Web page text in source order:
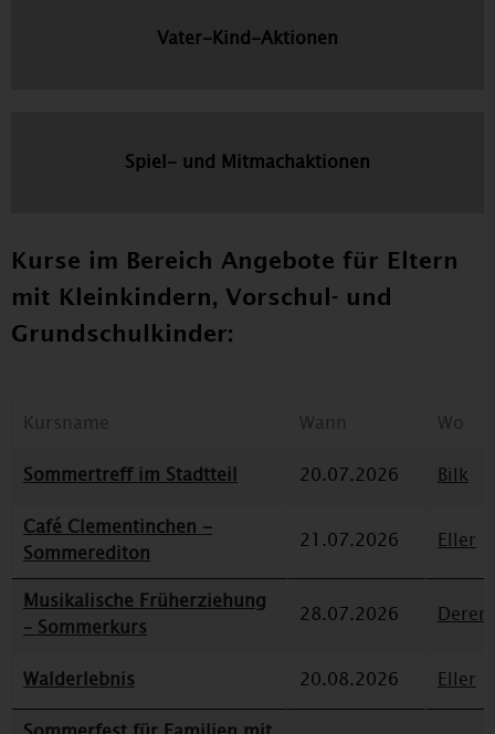
Vater-Kind-Aktionen
Spiel- und Mitmachaktionen
Kurse im Bereich Angebote für Eltern
mit Kleinkindern, Vorschul- und
Grundschulkinder:
Kursname Wann
Wo
Sommertreff im Stadtteil
20.07.2026
Bilk
Café Clementinchen -
Sommerediton
21.07.2026 Eller
Musikalische Früherziehung
– Sommerkurs
28.07.2026
Walderlebnis 20.08.2026
Eller